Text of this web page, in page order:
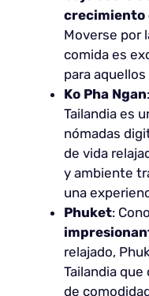
crecimiento
Moverse por
comida es
para
Ko Pha Ngan
Tailandia es
nómadas
de vida
y ambiente
una
Phuket:
relajado,
Tailandia
de